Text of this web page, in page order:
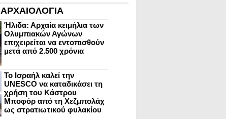
ΑΡΧΑΙΟΛΟΓΙΑ
Ήλιδα: Αρχαία κειμήλια των
Ολυμπιακών Αγώνων
επιχειρείται να εντοπισθούν
μετά από 2.500 χρόνια
Το Ισραήλ καλεί την
UNESCO να καταδικάσει τη
χρήση του Κάστρου
Μποφόρ από τη Χεζμπολάχ
ως στρατιωτικού φυλακίου